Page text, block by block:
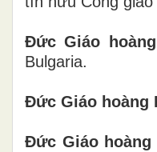
Đức Giáo
Bulgaria.
Đức Giáo hoàng
Đức Giáo hoàng